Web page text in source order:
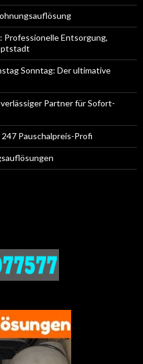
Entsorgung,
Sonntag: Der ultimative
Partner für Sofort-
Pauschalpreis-Profi